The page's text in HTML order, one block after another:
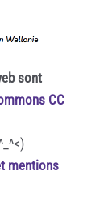
sont
CC
mentions